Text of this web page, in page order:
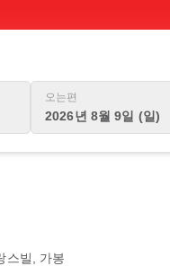
오는편
2026년 8월 9일 (일)
스빌, 가봉